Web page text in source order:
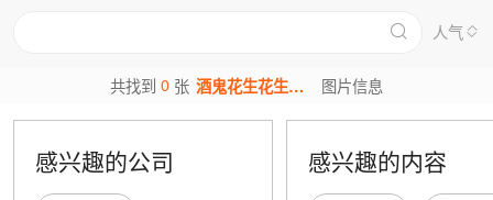
人气
共找到0 张 酒鬼花生花生米图片 图片信息
感兴趣的公司 感兴趣的内容